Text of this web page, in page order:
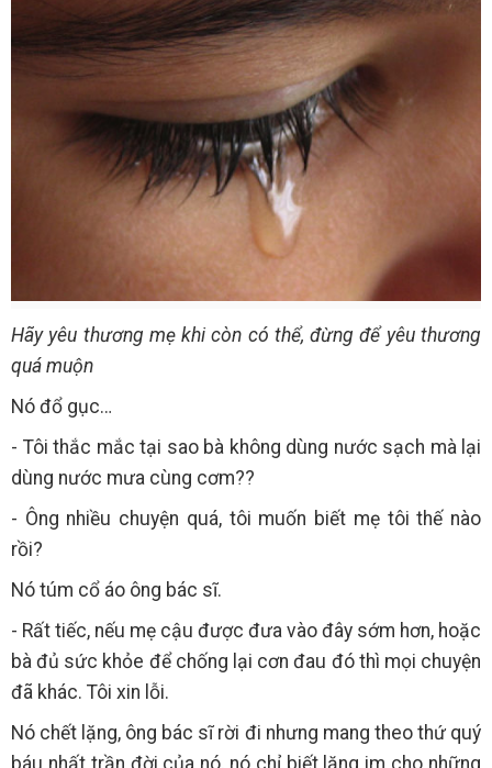
Hãy yêu thương mẹ khi còn có thể, đừng để yêu thương
quá muộn
Nó đổ gục…
- Tôi thắc mắc tại sao bà không dùng nước sạch mà lại
dùng nước mưa cùng cơm??
- Ông nhiều chuyện quá, tôi muốn biết mẹ tôi thế nào
rồi?
Nó túm cổ áo ông bác sĩ.
- Rất tiếc, nếu mẹ cậu được đưa vào đây sớm hơn, hoặc
bà đủ sức khỏe để chống lại cơn đau đó thì mọi chuyện
đã khác. Tôi xin lỗi.
Nó chết lặng, ông bác sĩ rời đi nhưng mang theo thứ quý
báu nhất trần đời của nó, nó chỉ biết lặng im cho những